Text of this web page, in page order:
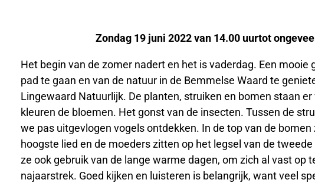
Zondag 19 juni2022 van 14.00 uurtot
Het begin van de zomer nadert en het is vaderdag. Een mooie
pad te gaan en van de natuur in de Bemmelse Waard te
Lingewaard Natuurlijk. De planten, struiken en bomen staan er
kleuren de bloemen. Het gonst van de insecten. Tussen de
we pas uitgevlogen vogels ontdekken. In de top van de
hoogste lied en de moeders zitten op het legsel van de
ze ook gebruik van de lange warme dagen, om zich al vast op
najaarstrek. Goed kijken en luisteren is belangrijk, want veel